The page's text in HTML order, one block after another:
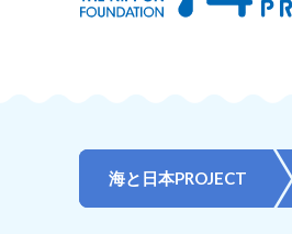
海と日本PROJECT